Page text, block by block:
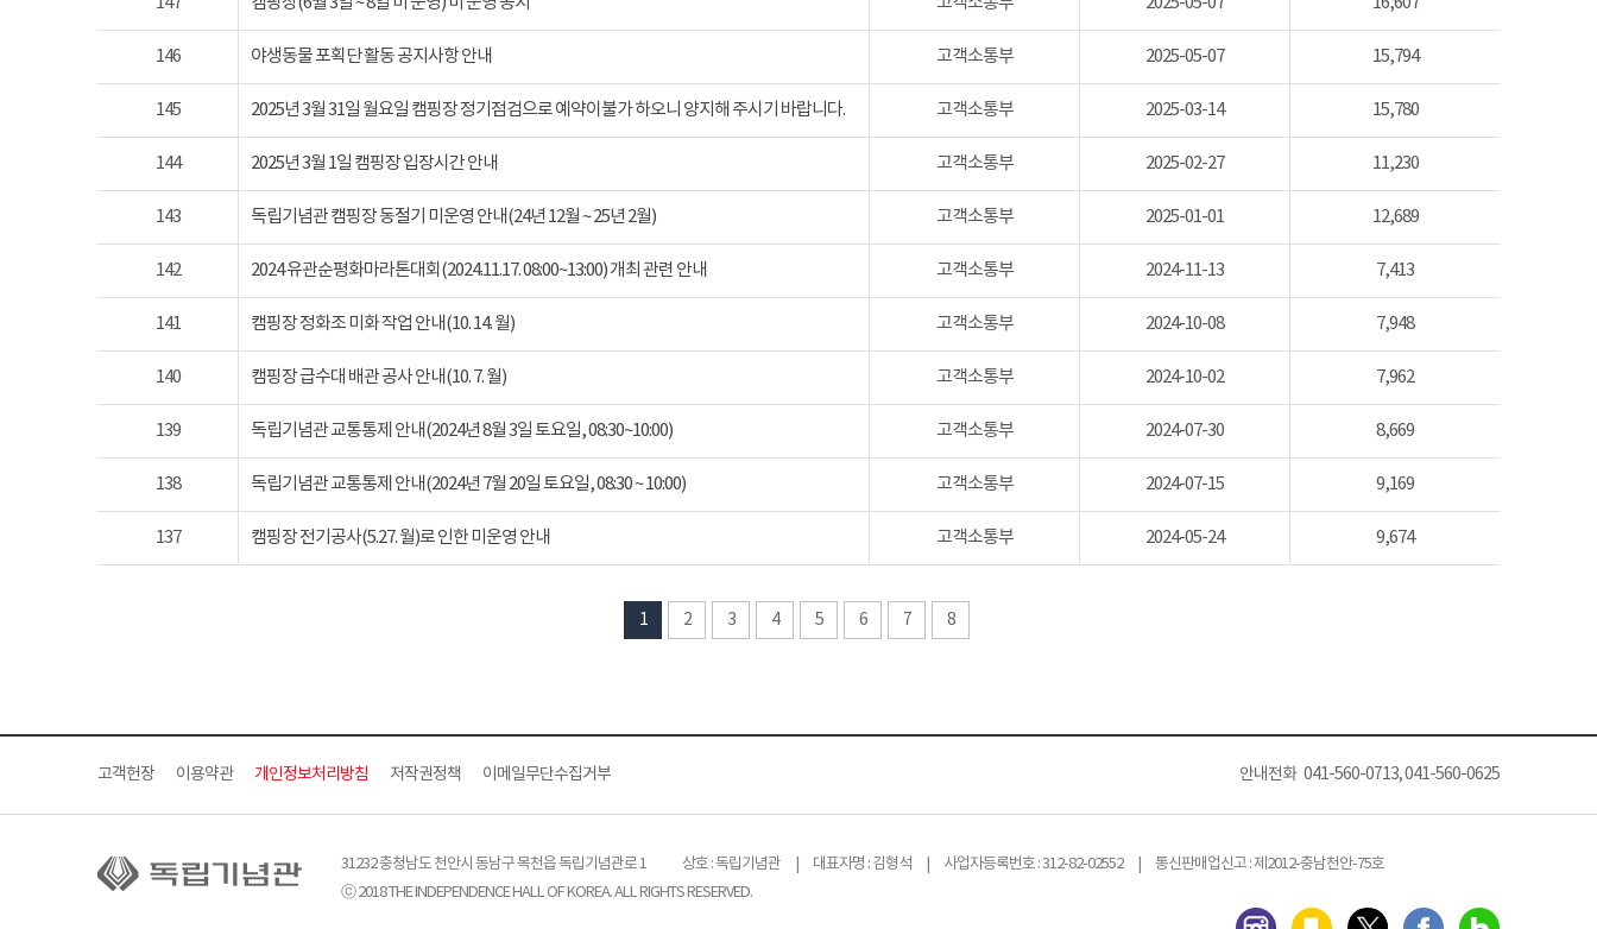
146 야생동물 포획단 활동 공지사항 안내 고객소통부 2025-05-07 15,794
145 2025년 3월 31일 월요일 캠핑장 정기점검으로 예약이불가 하오니 양지해 주시기 바랍니다. 고객소통부 2025-03-14 15,780
144 2025년 3월 1일 캠핑장 입장시간 안내 고객소통부 2025-02-27 11,230
143 독립기념관 캠핑장 동절기 미운영 안내(24년 12월 ~ 25년 2월) 고객소통부 2025-01-01 12,689
142 2024 유관순평화마라톤대회(2024.11.17. 08:00~13:00) 개최 관련 안내 고객소통부 2024-11-13 7,413
141 캠핑장 정화조 미화 작업 안내(10. 14. 월) 고객소통부 2024-10-08 7,948
140 캠핑장 급수대 배관 공사 안내(10. 7. 월) 고객소통부 2024-10-02 7,962
139 독립기념관 교통통제 안내(2024년 8월 3일 토요일, 08:30~10:00) 고객소통부 2024-07-30 8,669
138 독립기념관 교통통제 안내(2024년 7월 20일 토요일, 08:30 ~ 10:00) 고객소통부 2024-07-15 9,169
137 캠핑장 전기공사(5.27. 월)로 인한 미운영 안내 고객소통부 2024-05-24 9,674
1 2 3 4 5 6 7 8
고객헌장 이용약관 개인정보처리방침 저작권정책 이메일무단수집거부 안내전화 041-560-0713, 041-560-0625
31232 충청남도 천안시 동남구 목천읍 독립기념관로 1
상호 : 독립기념관 | 대표자명 : 김형석 | 사업자등록번호 : 312-82-02552 | 통신판매업신고 : 제2012-충남천안-75호
ⓒ 2018 THE INDEPENDENCE HALL OF KOREA. ALL RIGHTS RESERVED.